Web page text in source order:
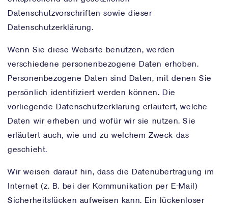
Datenschutzvorschriften sowie dieser
Datenschutzerklärung.
Wenn Sie diese Website benutzen, werden
verschiedene personenbezogene Daten erhoben.
Personenbezogene Daten sind Daten, mit denen Sie
persönlich identifiziert werden können. Die
vorliegende Datenschutzerklärung erläutert, welche
Daten wir erheben und wofür wir sie nutzen. Sie
erläutert auch, wie und zu welchem Zweck das
geschieht.
Wir weisen darauf hin, dass die Datenübertragung im
Internet (z. B. bei der Kommunikation per E-Mail)
Sicherheitslücken aufweisen kann. Ein lückenloser